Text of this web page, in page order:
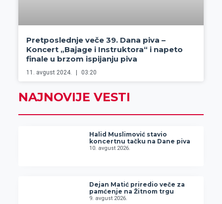
Pretposlednje veče 39. Dana piva –
Koncert „Bajage i Instruktora“ i napeto
finale u brzom ispijanju piva
11. avgust 2024. 03:20
NAJNOVIJE VESTI
Halid Muslimović stavio
koncertnu tačku na Dane piva
10. avgust 2026.
Dejan Matić priredio veče za
pamćenje na Žitnom trgu
9. avgust 2026.